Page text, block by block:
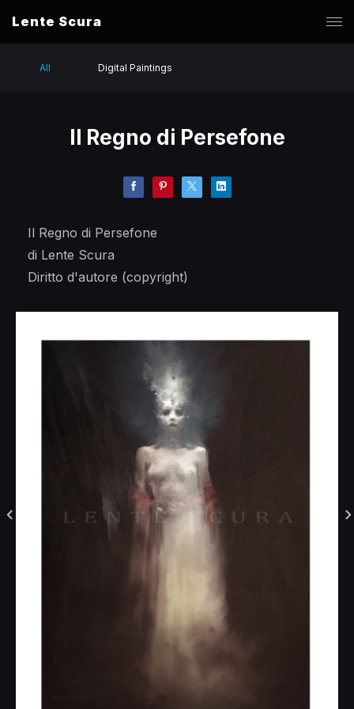
Lente Scura
All Digital Paintings
Il Regno di Persefone
Il Regno di Persefone
di Lente Scura
Diritto d'autore (copyright)